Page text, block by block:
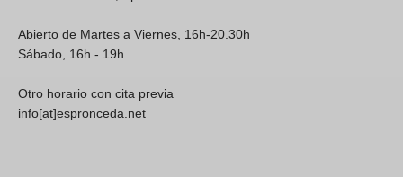
Abierto de Martes a Viernes, 16h-20.30h
Sábado, 16h - 19h
Otro horario con cita previa
info[at]espronceda.net